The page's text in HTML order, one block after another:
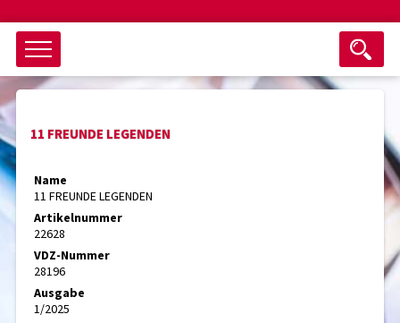
Objektsuche
als ganzes Wort suchen
nur Titel im Angebot
11 FREUNDE LEGENDEN
Name
11 FREUNDE LEGENDEN
Artikelnummer
22628
VDZ-Nummer
28196
Ausgabe
1/2025